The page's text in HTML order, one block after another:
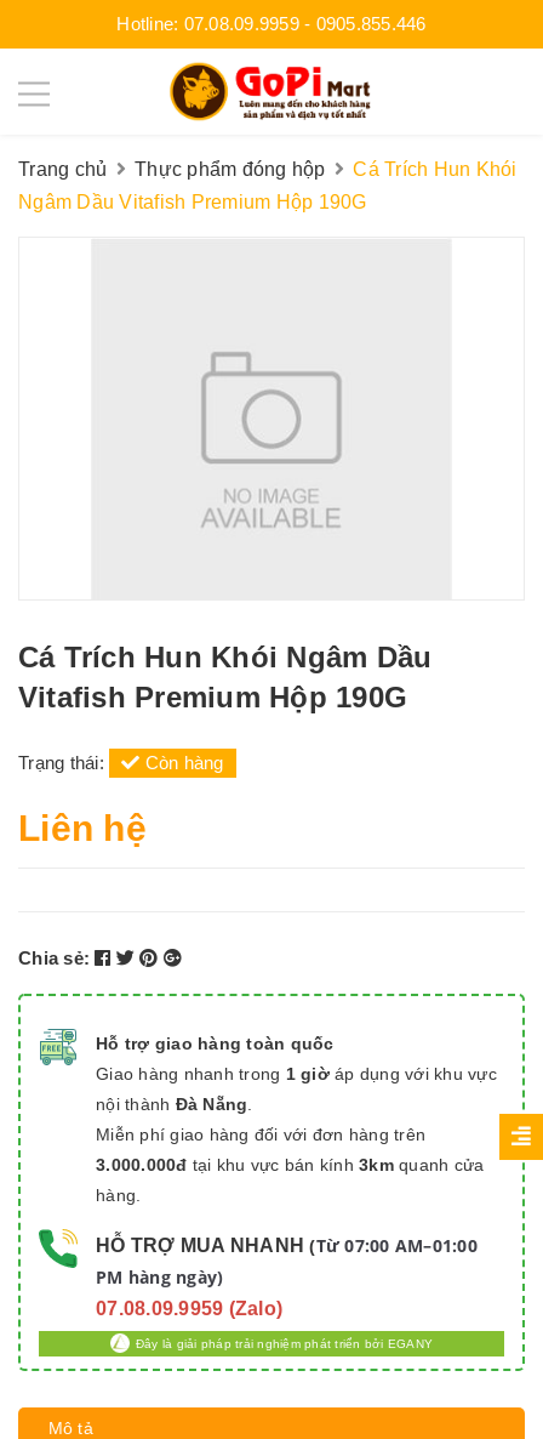
Hotline: 07.08.09.9959- 0905.855.446
Trang chủ Thực phẩm đóng hộp
Cá Trích Hun Khói
Ngâm Dầu Vitafish Premium Hộp 190G
Cá Trích Hun Khói Ngâm Dầu
Vitafish Premium Hộp 190G
Trạng thái: Còn hàng
Liên hệ
Chia sẻ:
Hỗ trợ giao hàng toàn quốc
Giao hàng nhanh trong 1 giờáp dụng với khu vực
nội thành Đà Nẵng
Miễn phí giao hàng đối với đơn hàng trên
3.000.000đ tại khu vực bán kính 3kmquanh cửa
hàng.
HỖ TRỢ MUA NHANH (Từ 07:00 AM–01:00
PM hàng ngày)
07.08.09.9959 (Zalo)
Đây là giải pháp trải nghiệm phát triển bởi EGANY
Mô tả